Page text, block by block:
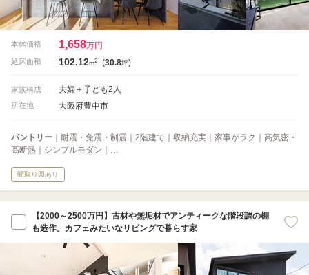
本体価格 1,658万円
延床面積 102.12m2 (30.8坪)
家族構成 夫婦＋子ども2人
所在地 大阪府豊中市
パントリー ｜耐震・免震・制震｜2階建て｜収納充実｜家事がラク｜高気密・
高断熱｜シンプルモダン｜…
間取り図あり
【2000～2500万円】古材や無垢材でアンティークな階段調の棚
も造作。カフェみたいなリビングで暮らす家